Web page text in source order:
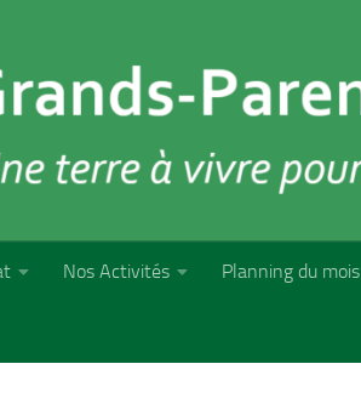
Nos Activités Planning du mois